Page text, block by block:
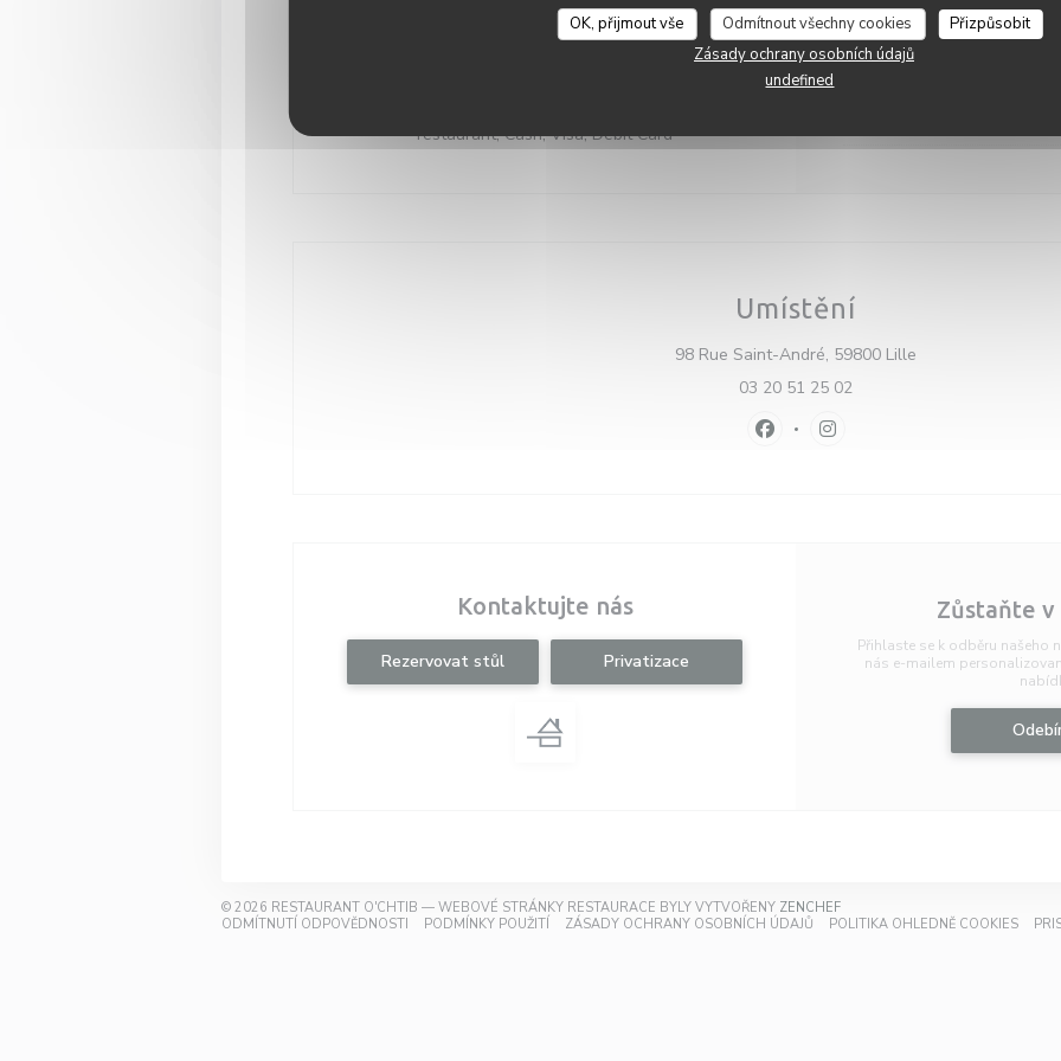
OK, přijmout vše Odmítnout všechny cookies
Přizpůsobit
Zásady ochrany osobních údajů
undefined
Služby
, Private Hire
restaurant, Cash, Visa, Debit Card
Pat-Sob
Umístění
98 Rue Saint-André, 59800 Lille
03 20 51 25 02
Facebook ((otevře se v novém okně))
Instagram ((otevře se v
Kontaktujte nás
Rezervovat stůl Privatizace
Zůstaňte v
Přihlaste se k odběru našeho
nás e-mailem
© 2026 RESTAURANT O'CHTIB — WEBOVÉ STRÁNKY RESTAURACE BYLY VYTVOŘENY ZENCHEF((OTEVŘE SE V NOVÉM OKNĚ))
ODMÍTNUTÍ ODPOVĚDNOSTI ((OTEVŘE SE V NOVÉM OKNĚ))
PODMÍNKY POUŽITÍ ((OTEVŘE SE V NOVÉM OKNĚ))
ZÁSADY OCHRANY OSOBNÍCH ÚDAJŮ ((OTEVŘE SE V NOVÉM OKNĚ))
POLITIKA OHLEDNĚ COOKIES